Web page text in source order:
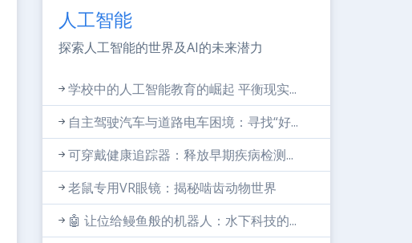
人工智能
探索人工智能的世界及AI的未来潜力
学校中的人工智能教育的崛起 平衡现实...
自主驾驶汽车与道路电车困境：寻找“好...
可穿戴健康追踪器：释放早期疾病检测...
老鼠专用VR眼镜：揭秘啮齿动物世界
🤖 让位给鳗鱼般的机器人：水下科技的...